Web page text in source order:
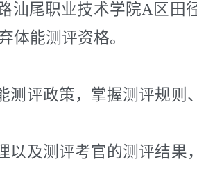
汕尾职业技术学院A区田
体能测评资格。
测评政策，掌握测评规
以及测评考官的测评结